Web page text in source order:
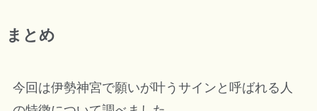
まとめ
今回は伊勢神宮で願いが叶うサインと呼ばれる人